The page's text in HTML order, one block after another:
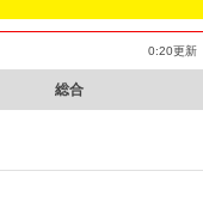
0:20更新
総合